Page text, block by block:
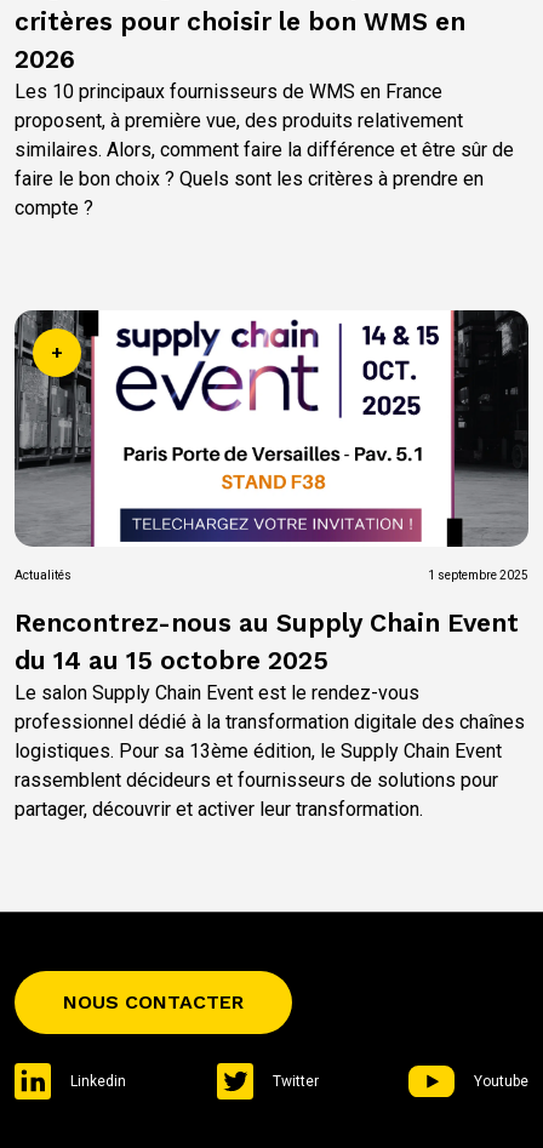
critères pour choisir le bon WMS en
2026
Les 10 principaux fournisseurs de WMS en France
proposent, à première vue, des produits relativement
similaires. Alors, comment faire la différence et être sûr de
faire le bon choix ? Quels sont les critères à prendre en
compte ?
+
Actualités 1 septembre 2025
Rencontrez-nous au Supply Chain Event
du 14 au 15 octobre 2025
Le salon Supply Chain Event est le rendez-vous
professionnel dédié à la transformation digitale des chaînes
logistiques. Pour sa 13ème édition, le Supply Chain Event
rassemblent décideurs et fournisseurs de solutions pour
partager, découvrir et activer leur transformation.
NOUS CONTACTER
Linkedin Twitter Youtube